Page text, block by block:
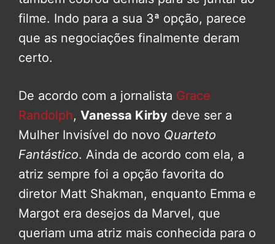
filme. Indo para a sua 3ª opção, parece
que as negociações finalmente deram
certo.
De acordo com a jornalista Grace
Randolph, Vanessa Kirby deve ser a
Mulher Invisível do novo Quarteto
Fantástico. Ainda de acordo com ela, a
atriz sempre foi a opção favorita do
diretor Matt Shakman, enquanto Emma e
Margot era desejos da Marvel, que
queriam uma atriz mais conhecida para o